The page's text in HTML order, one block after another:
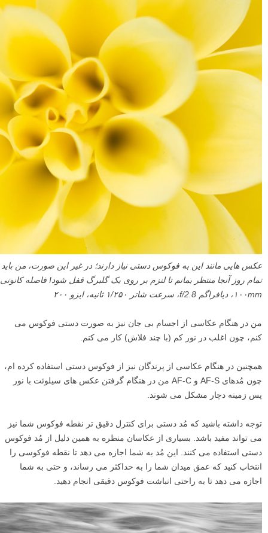
عکس هایی مانند این به فوکوس دستی نیاز دارند؛ در غیر این صورت، من باید
تمام روز آنجا منتظر بمانم تا لنزم بر روی یک گلبرگ قفل شود! فاصله کانونی
۱۰۰mm، دیافراگم f/2.8، سرعت شاتر ۱/۲۵۰ ثانیه، ایزو ۲۰۰
من در هنگام عکاسی از اجسام بی جان نیز به صورت دستی فوکوس می
کنم، چون اغلب در نور کم (با چند فلاش) کار می کنم.
همچنین در هنگام عکاسی از پرندگان نیز از فوکوس دستی استفاده کرده ام،
چون مُدهای AF-S و AF-C من در هنگام گرفتن عکس های سیلوئت با نور
پس زمینه دچار مشکل می شوند.
توجه داشته باشید که مُد دستی برای کنترل دقیق تر نقطه فوکوس شما نیز
می تواند مفید باشد. بسیاری از عکاسان منظره به همین دلیل از مُد فوکوس
دستی استفاده می کنند. این مُد به شما اجازه می دهد تا نقطه فوکوسی را
انتخاب کنید که عمق میدان شما را به حداکثر می رساند، و حتی به شما
اجازه می دهد تا به راحتی انباشت فوکوس دقیقی انجام دهید.